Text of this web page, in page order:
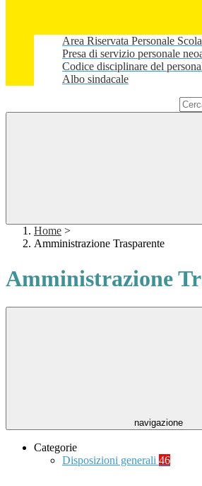
Area Riservata Personale
Presa di servizio personale
Codice disciplinare del
Albo sindacale
Home >
Amministrazione Trasparente
Amministrazione
navigazione
Categorie
Disposizioni generali 46